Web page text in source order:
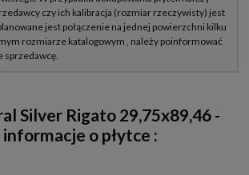
Silver Rigato 29,75x89,46 -
o płytce :